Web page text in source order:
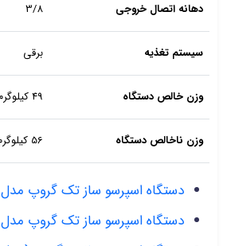
دهانه اتصال خروجی 3/8
سیستم تغذیه برقی
وزن خالص دستگاه 49 کیلوگرم
وزن ناخالص دستگاه 56 کیلوگرم
دستگاه اسپرسو ساز تک گروپ مدل BZ
دستگاه اسپرسو ساز تک گروپ مدل BZ1